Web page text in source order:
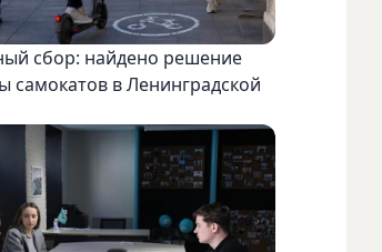
сбор: найдено решение
самокатов в Ленинградской